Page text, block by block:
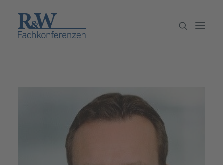
Partner werden
Newsletter